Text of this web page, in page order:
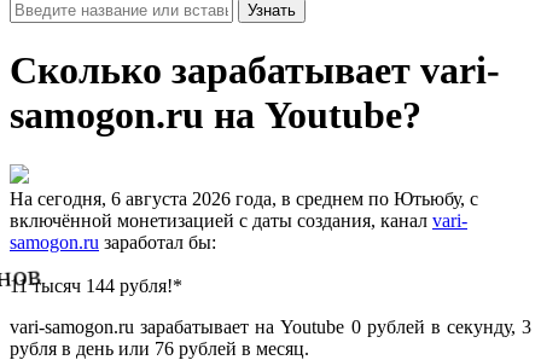
Узнать
Сколько зарабатывает vari-
samogon.ru на Youtube?
На сегодня, 6 августа 2026 года, в среднем по Ютьюбу, с
включённой монетизацией с даты создания, канал vari-
samogon.ru заработал бы:
11 тысяч 144 рубля!*
vari-samogon.ru зарабатывает на Youtube 0 рублей в секунду, 3
рубля в день или 76 рублей в месяц.